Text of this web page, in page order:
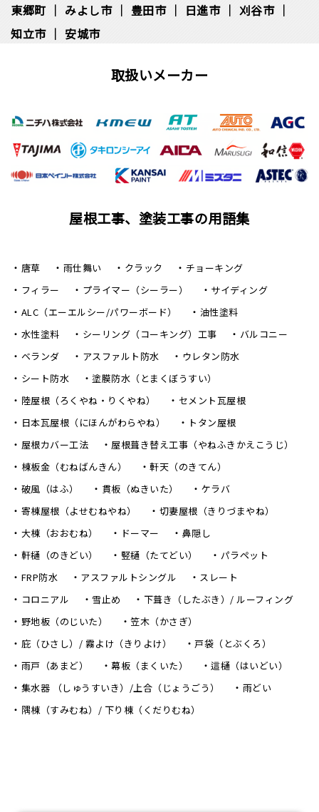
東郷町 みよし市 豊田市 日進市
刈谷市
知立市
安城市
取扱いメーカー
屋根工事、塗装工事の用語集
唐草 雨仕舞い クラック
チョーキング
フィラー
プライマー（シーラー）
サイディング
ALC（エーエルシー/パワーボード）
油性塗料
水性塗料
シーリング（コーキング）工事
バルコニー
ベランダ
アスファルト防水
ウレタン防水
シート防水
塗膜防水（とまくぼうすい）
陸屋根（ろくやね・りくやね）
セメント瓦屋根
日本瓦屋根（にほんがわらやね）
トタン屋根
屋根カバー工法
屋根葺き替え工事（やねふきかえこうじ）
棟板金（むねばんきん）
軒天（のきてん）
破風（はふ）
貫板（ぬきいた）
ケラバ
寄棟屋根（よせむねやね）
切妻屋根（きりづまやね）
大棟（おおむね）
ドーマー
鼻隠し
軒樋（のきどい）
竪樋（たてどい）
パラペット
FRP防水
アスファルトシングル
スレート
コロニアル
雪止め
下葺き（したぶき）/ ルーフィング
野地板（のじいた）
笠木（かさぎ）
庇（ひさし）/ 霧よけ（きりよけ）
戸袋（とぶくろ）
雨戸（あまど）
幕板（まくいた）
這樋（はいどい）
集水器 （しゅうすいき）/上合（じょうごう）
雨どい
隅棟（すみむね）/ 下り棟（くだりむね）